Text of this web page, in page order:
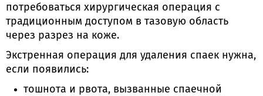
потребоваться хирургическая операция с
традиционным доступом в тазовую область
через разрез на коже.
Экстренная операция для удаления спаек нужна,
если появились:
тошнота и рвота, вызванные спаечной